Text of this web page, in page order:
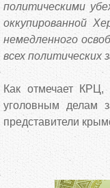
политическими
оккупированной
немедленного
всех политических
Как отмечает КРЦ,
уголовным делам
представители